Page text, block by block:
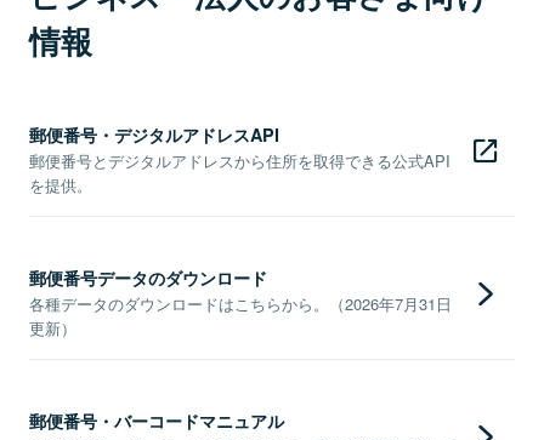
情報
郵便番号・デジタルアドレスAPI
郵便番号とデジタルアドレスから住所を取得できる公式API
を提供。
郵便番号データのダウンロード
各種データのダウンロードはこちらから。（2026年7月31日
更新）
郵便番号・バーコードマニュアル